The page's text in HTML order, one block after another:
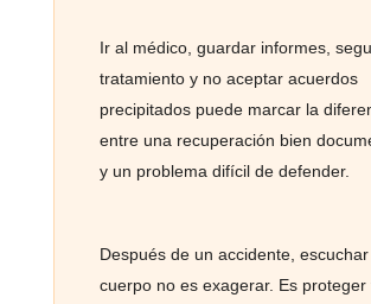
Ir al médico, guardar informes,
tratamiento y no aceptar acuerdos
precipitados puede marcar la
entre una recuperación bien
y un problema difícil de defender.
Después de un accidente,
cuerpo no es exagerar. Es proteger